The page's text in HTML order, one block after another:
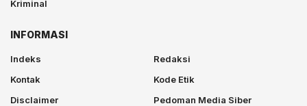
Kriminal
INFORMASI
Indeks
Redaksi
Kontak
Kode Etik
Disclaimer
Pedoman Media Siber